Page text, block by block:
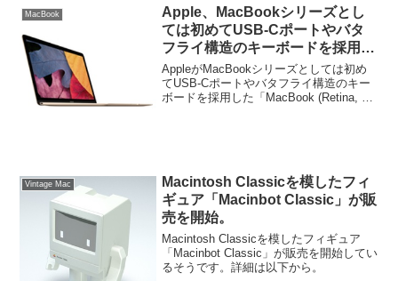
を更新し、2012年に発売したiPhone 5を
オブソリート製品リストに追加していま
す。
MacBook
Apple、MacBookシリーズとし
ては初めてUSB-Cポートやバタ
フライ構造のキーボードを採用し
た「MacBook (Retina, 12-inch,
Early 2015)」をビンテージ製品
に追加。
AppleがMacBookシリーズとしては初め
てUSB-Cポートやバタフライ構造のキー
ボードを採用した「MacBook (Retina, 12-
Vintage Mac
Macintosh Classicを模したフィ
ギュア「Macinbot Classic」が販
売を開始。
Macintosh Classicを模したフィギュア
「Macinbot Classic」が販売を開始してい
るそうです。詳細は以下から。